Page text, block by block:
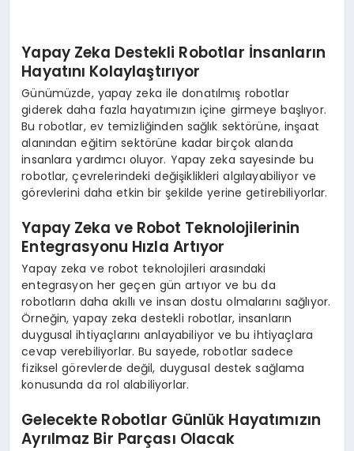
Yapay Zeka Destekli Robotlar İnsanların
Hayatını Kolaylaştırıyor
Günümüzde, yapay zeka ile donatılmış robotlar
giderek daha fazla hayatımızın içine girmeye başlıyor.
Bu robotlar, ev temizliğinden sağlık sektörüne, inşaat
alanından eğitim sektörüne kadar birçok alanda
insanlara yardımcı oluyor. Yapay zeka sayesinde bu
robotlar, çevrelerindeki değişiklikleri algılayabiliyor ve
görevlerini daha etkin bir şekilde yerine getirebiliyorlar.
Yapay Zeka ve Robot Teknolojilerinin
Entegrasyonu Hızla Artıyor
Yapay zeka ve robot teknolojileri arasındaki
entegrasyon her geçen gün artıyor ve bu da
robotların daha akıllı ve insan dostu olmalarını sağlıyor.
Örneğin, yapay zeka destekli robotlar, insanların
duygusal ihtiyaçlarını anlayabiliyor ve bu ihtiyaçlara
cevap verebiliyorlar. Bu sayede, robotlar sadece
fiziksel görevlerde değil, duygusal destek sağlama
konusunda da rol alabiliyorlar.
Gelecekte Robotlar Günlük Hayatımızın
Ayrılmaz Bir Parçası Olacak